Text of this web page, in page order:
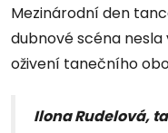
Mezinárodní den
dubnové scéna
oživení tanečního
Ilona Rudelová,